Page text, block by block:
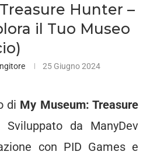
Hunter –
il Tuo Museo
25 Giugno 2024
di My Museum: Treasure
da ManyDev
con PID Games e